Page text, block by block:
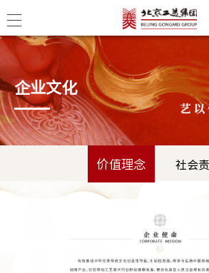
企业文化
价值理念 社会